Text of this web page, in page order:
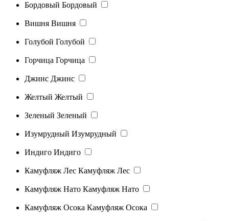
Бордовый Бордовый
Вишня Вишня
Голубой Голубой
Горчица Горчица
Джинс Джинс
Желтый Желтый
Зеленый Зеленый
Изумрудный Изумрудный
Индиго Индиго
Камуфляж Лес Камуфляж Лес
Камуфляж Нато Камуфляж Нато
Камуфляж Осока Камуфляж Осока